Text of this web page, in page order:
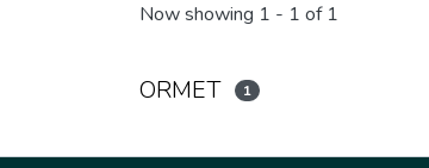
Now showing 1 - 1 of 1
ORMET 1